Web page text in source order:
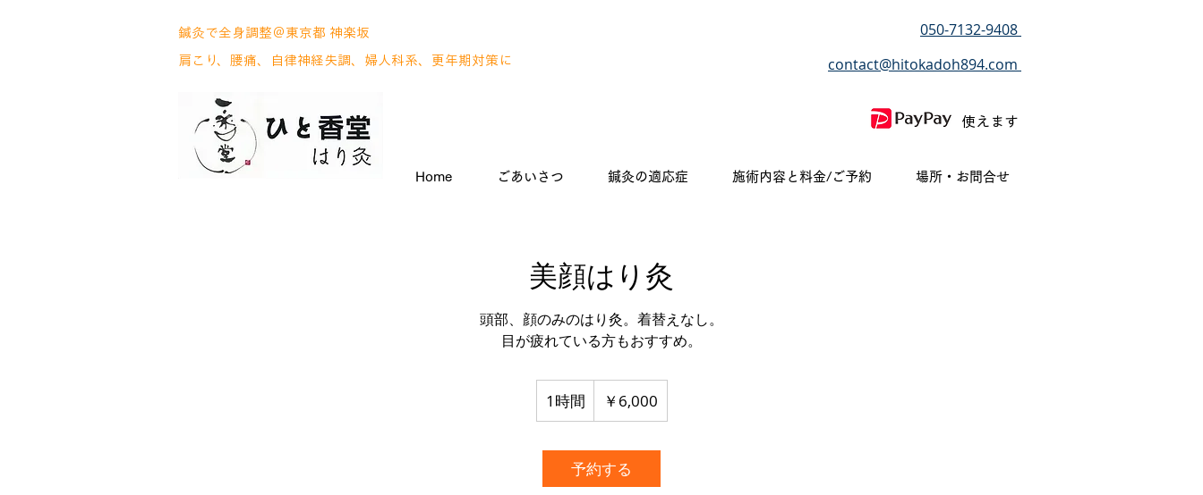
鍼灸で全身調整＠東京都 神楽坂
肩こり、腰痛、自律神経失調、婦人科系、更年期対策に
050-7132-9408
contact@hitokadoh894.com
使えます
Home ごあいさつ 鍼灸の適応症 施術内容と料金/ご予約 場所・お問合せ
美顔はり灸
頭部、顔のみのはり灸。着替えなし。
目が疲れている方もおすすめ。
1時間
時
￥6,000
予約する